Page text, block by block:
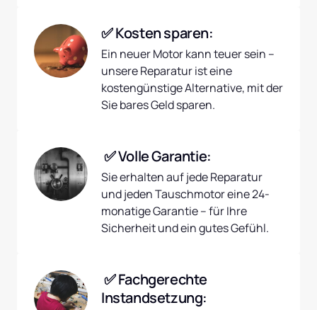
✅ Kosten sparen:
Ein neuer Motor kann teuer sein –
unsere Reparatur ist eine
kostengünstige Alternative, mit der
Sie bares Geld sparen.
✅ Volle Garantie:
Sie erhalten auf jede Reparatur
und jeden Tauschmotor eine 24-
monatige Garantie – für Ihre
Sicherheit und ein gutes Gefühl.
Instandsetzung: